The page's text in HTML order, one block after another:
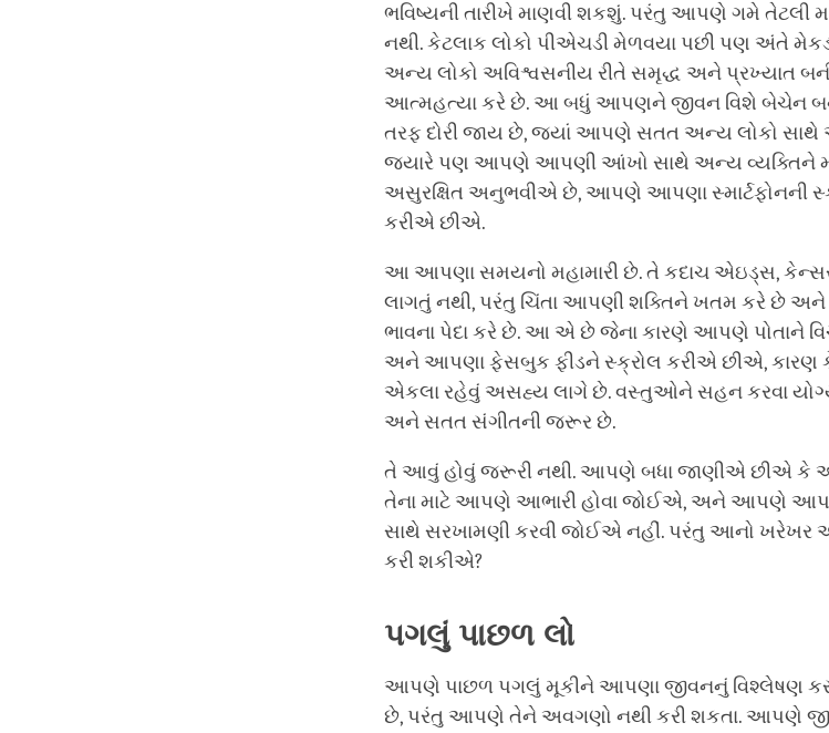
ભવિષ્યની તારીખે માણવી શકશું. પરંતુ આપણે ગમે તેટલી
નથી. કેટલાક લોકો પીએચડી મેળવયા પછી પણ અંતે
અન્ય લોકો અવિશ્વસનીય રીતે સમૃદ્ધ અને પ્રખ્યાત
આત્મહત્યા કરે છે. આ બધું આપણને જીવન વિશે બેચેન
તરફ દોરી જાય છે, જ્યાં આપણે સતત અન્ય લોકો
જ્યારે પણ આપણે આપણી આંખો સાથે અન્ય
અસુરક્ષિત અનુભવીએ છે, આપણે આપણા સ્માર્ટફોનની
કરીએ છીએ.
આ આપણા સમયનો મહામારી છે. તે કદાચ એઇડ્સ,
લાગતું નથી, પરંતુ ચિંતા આપણી શક્તિને ખતમ કરે છે અને
ભાવના પેદા કરે છે. આ એ છે જેના કારણે આપણે પોતાને
અને આપણા ફેસબુક ફીડને સ્ક્રોલ કરીએ છીએ, કારણ
એકલા રહેવું અસહ્ય લાગે છે. વસ્તુઓને સહન કરવા
અને સતત સંગીતની જરૂર છે.
તે આવું હોવું જરૂરી નથી. આપણે બધા જાણીએ છીએ કે
તેના માટે આપણે આભારી હોવા જોઈએ, અને આપણે
સાથે સરખામણી કરવી જોઈએ નહીં. પરંતુ આનો ખરેખર
કરી શકીએ?
પગલું પાછળ લો
આપણે પાછળ પગલું મૂકીને આપણા જીવનનું વિશ્લેષણ
છે, પરંતુ આપણે તેને અવગણો નથી કરી શકતા. આપણે